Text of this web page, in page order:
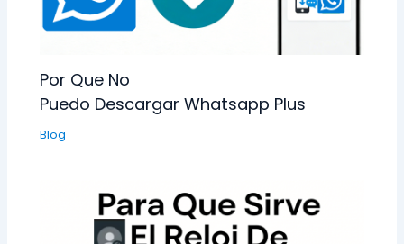
Por Que No
Puedo Descargar Whatsapp Plus
Blog